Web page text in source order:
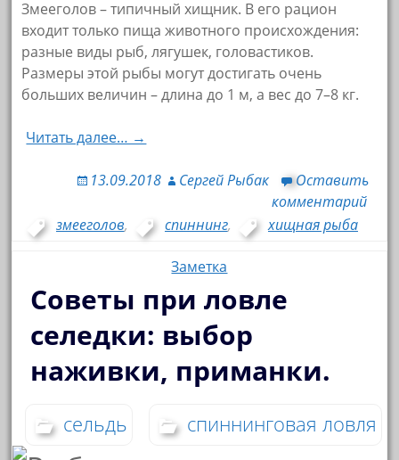
Змееголов – типичный хищник. В его рацион
входит только пища животного происхождения:
разные виды рыб, лягушек, головастиков.
Размеры этой рыбы могут достигать очень
больших величин – длина до 1 м, а вес до 7–8 кг.
Читать далее… →
13.09.2018 Сергей Рыбак
Оставить
комментарий
змееголов, спиннинг, хищная рыба
Заметка
Советы при ловле
селедки: выбор
наживки, приманки.
сельдь спиннинговая ловля